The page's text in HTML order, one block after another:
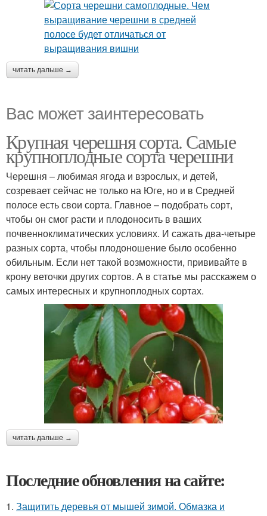
читать дальше →
Вас может заинтересовать
Крупная черешня сорта. Самые
крупноплодные сорта черешни
Черешня – любимая ягода и взрослых, и детей,
созревает сейчас не только на Юге, но и в Средней
полосе есть свои сорта. Главное – подобрать сорт,
чтобы он смог расти и плодоносить в ваших
почвенноклиматических условиях. И сажать два-четыре
разных сорта, чтобы плодоношение было особенно
обильным. Если нет такой возможности, прививайте в
крону веточки других сортов. А в статье мы расскажем о
самых интересных и крупноплодных сортах.
читать дальше →
Последние обновления на сайте:
1. Защитить деревья от мышей зимой. Обмазка и